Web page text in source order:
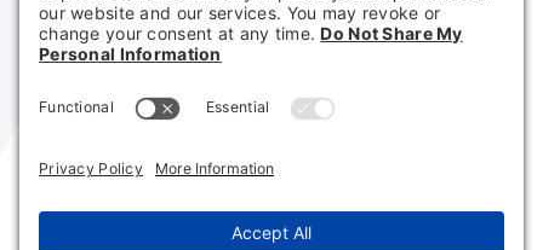
Contacte con nosotros
POLÍTICA DE PRIVACIDAD
DESCARGO DE RESPONSABILIDAD